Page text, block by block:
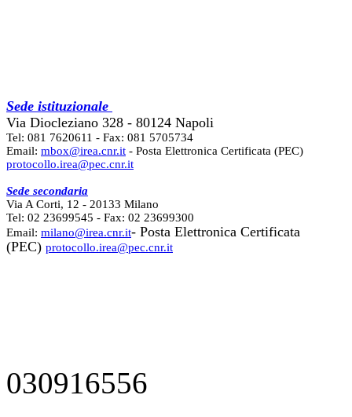
Sede istituzionale
Via Diocleziano 328 - 80124 Napoli
Tel: 081 7620611 - Fax: 081 5705734
Email: mbox@irea.cnr.it - Posta Elettronica Certificata (PEC)
protocollo.irea@pec.cnr.it
Sede secondaria
Via A Corti, 12 - 20133 Milano
Tel: 02 23699545 - Fax: 02 23699300
Email: milano@irea.cnr.it- Posta Elettronica Certificata
(PEC) protocollo.irea@pec.cnr.it
030916556